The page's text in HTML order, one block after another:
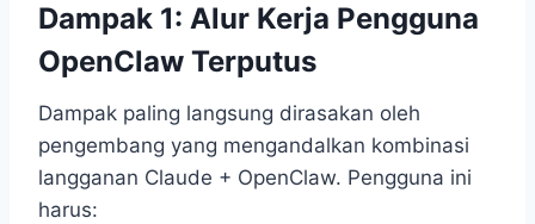
Dampak 1: Alur Kerja Pengguna
OpenClaw Terputus
Dampak paling langsung dirasakan oleh
pengembang yang mengandalkan kombinasi
langganan Claude + OpenClaw. Pengguna ini
harus: